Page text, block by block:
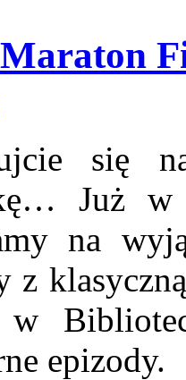
się
Już w
na
z
w
epizody.